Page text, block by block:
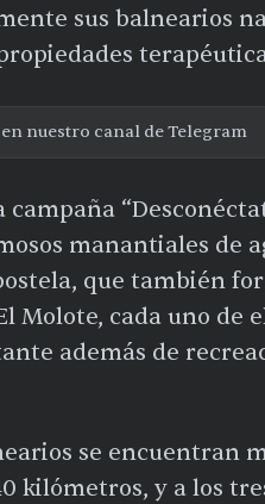
sus balnearios
nuestro canal de Telegram
manantiales de
que también
Molote, cada uno de
además de
se encuentran
kilómetros, y a los